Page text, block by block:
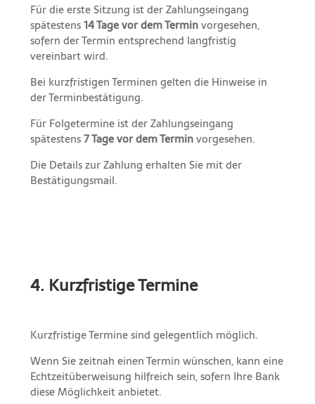
Für die erste Sitzung ist der Zahlungseingang
spätestens14 Tage vor dem Terminvorgesehen,
sofern der Termin entsprechend langfristig
vereinbart wird.
Bei kurzfristigen Terminen gelten die Hinweise in
der Terminbestätigung.
Für Folgetermine ist der Zahlungseingang
spätestens7 Tage vor dem Terminvorgesehen.
Die Details zur Zahlung erhalten Sie mit der
Bestätigungsmail.
4. Kurzfristige Termine
Kurzfristige Termine sind gelegentlich möglich.
Wenn Sie zeitnah einen Termin wünschen, kann eine
Echtzeitüberweisung hilfreich sein, sofern Ihre Bank
diese Möglichkeit anbietet.